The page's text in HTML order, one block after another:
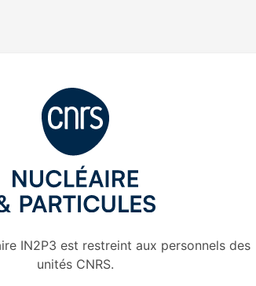
IN2P3 est restreint aux personnels des
unités CNRS.